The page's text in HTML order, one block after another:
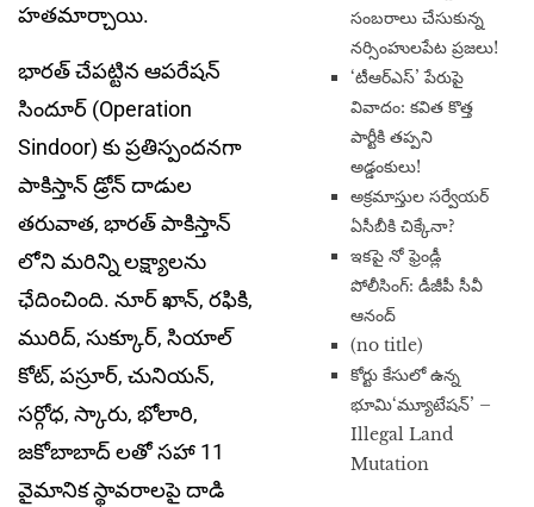
హతమార్చాయి.
భారత్ చేపట్టిన ఆపరేషన్
సిందూర్ (Operation
Sindoor) కు ప్రతిస్పందనగా
పాకిస్తాన్ డ్రోన్ దాడుల
తరువాత, భారత్ పాకిస్తాన్
లోని మరిన్ని లక్ష్యాలను
ఛేదించింది. నూర్ ఖాన్, రఫికి,
మురిద్, సుక్కూర్, సియాల్
కోట్, పస్రూర్, చునియన్,
సర్గోధ, స్కారు, భోలారి,
జకోబాబాద్ లతో సహా 11
వైమానిక స్థావరాలపై దాడి
సంబరాలు చేసుకున్న
నర్సింహులపేట ప్రజలు!
‘టీఆర్ఎస్’ పేరుపై
వివాదం: కవిత కొత్త
పార్టీకి తప్పని
అడ్డంకులు!
అక్రమాస్తుల సర్వేయర్
ఏసీబీకి చిక్కేనా?
ఇకపై నో ఫ్రెండ్లీ
పోలీసింగ్: డీజీపీ సీవీ
ఆనంద్
(no title)
​కోర్టు కేసులో ఉన్న
భూమి‘మ్యూటేషన్’ –
Illegal Land
Mutation